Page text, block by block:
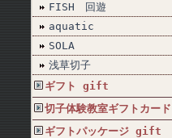
FISH 回遊
aquatic
SOLA
浅草切子
ギフト gift
切子体験教室ギフトカード
ギフトパッケージ gift